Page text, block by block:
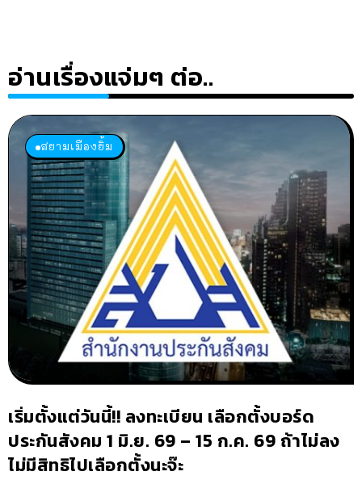
อ่านเรื่องแจ่มๆ ต่อ..
สยามเมืองยิ้ม
เริ่มตั้งแต่วันนี้!! ลงทะเบียน เลือกตั้งบอร์ด
ประกันสังคม 1 มิ.ย. 69 – 15 ก.ค. 69 ถ้าไม่ลง
ไม่มีสิทธิไปเลือกตั้งนะจ๊ะ